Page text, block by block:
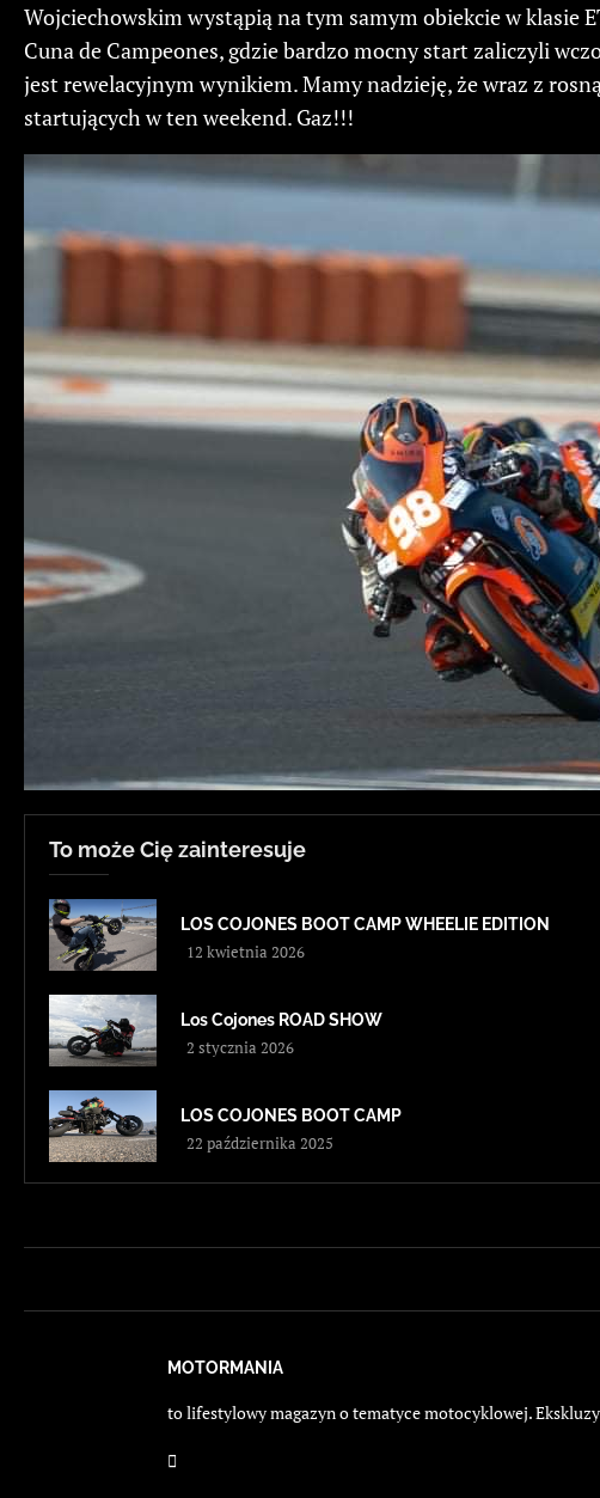
Wojciechowskim wystąpią na tym samym obiekcie w klasie
Cuna de Campeones, gdzie bardzo mocny start zaliczyli
jest rewelacyjnym wynikiem. Mamy nadzieję, że wraz z
startujących w ten weekend. Gaz!!!
To może Cię zainteresuje
LOS COJONES BOOT CAMP WHEELIE EDITION
12 kwietnia 2026
Los Cojones ROAD SHOW
2 stycznia 2026
LOS COJONES BOOT CAMP
22 października 2025
MOTORMANIA
to lifestylowy magazyn o tematyce motocyklowej.